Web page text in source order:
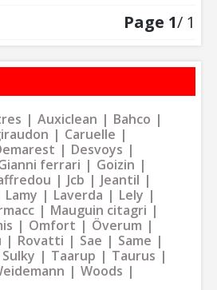
Page 1/ 1
Auxiclean
Bahco
Caruelle
Desvoys
ferrari
Goizin
Jcb
Jeantil
Lamy Laverda
Lely
Mauguin citagri
Omfort
Överum
Rovatti Sae
Same
Sulky Taarup
Taurus
Woods